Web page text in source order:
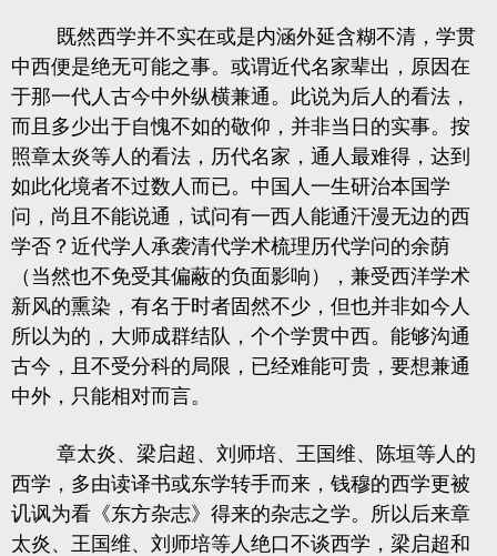
既然西学并不实在或是内涵外延含糊不清，学贯
中西便是绝无可能之事。或谓近代名家辈出，原因在
于那一代人古今中外纵横兼通。此说为后人的看法，
而且多少出于自愧不如的敬仰，并非当日的实事。按
照章太炎等人的看法，历代名家，通人最难得，达到
如此化境者不过数人而已。中国人一生研治本国学
问，尚且不能说通，试问有一西人能通汗漫无边的西
学否？近代学人承袭清代学术梳理历代学问的余荫
（当然也不免受其偏蔽的负面影响），兼受西洋学术
新风的熏染，有名于时者固然不少，但也并非如今人
所以为的，大师成群结队，个个学贯中西。能够沟通
古今，且不受分科的局限，已经难能可贵，要想兼通
中外，只能相对而言。
章太炎、梁启超、刘师培、王国维、陈垣等人的
西学，多由读译书或东学转手而来，钱穆的西学更被
讥讽为看《东方杂志》得来的杂志之学。所以后来章
太炎、王国维、刘师培等人绝口不谈西学，梁启超和